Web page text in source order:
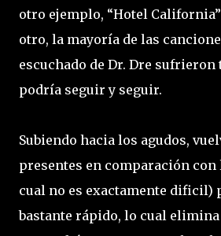
otro ejemplo, “Hotel
otro, la mayoría de las
escuchado de Dr. Dre
podría seguir y seguir.
Subiendo hacia los agudos,
presentes en comparación
cual no es exactamente dificil)
bastante rápido, lo cual elimina